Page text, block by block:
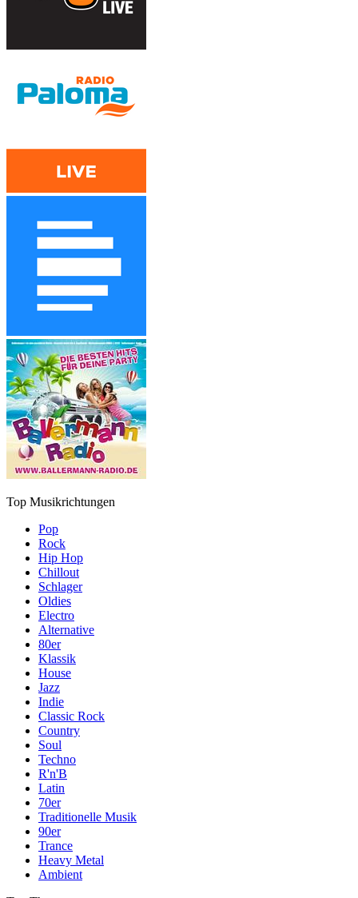
Top Musikrichtungen
Pop
Rock
Hip Hop
Chillout
Schlager
Oldies
Electro
Alternative
80er
Klassik
House
Jazz
Indie
Classic Rock
Country
Soul
Techno
R'n'B
Latin
70er
Traditionelle Musik
90er
Trance
Heavy Metal
Ambient